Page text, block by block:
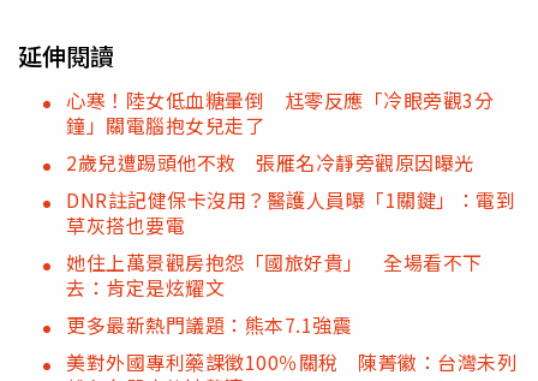
延伸閱讀
心寒！陸女低血糖暈倒 尪零反應「冷眼旁觀3分
鐘」關電腦抱女兒走了
2歲兒遭踢頭他不救 張雁名冷靜旁觀原因曝光
DNR註記健保卡沒用？醫護人員曝「1關鍵」：電到
草灰搭也要電
她住上萬景觀房抱怨「國旅好貴」 全場看不下
去：肯定是炫耀文
更多最新熱門議題：熊本7.1強震
美對外國專利藥課徵100％關稅 陳菁徽：台灣未列